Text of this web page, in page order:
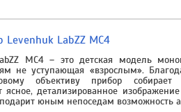
Levenhuk LabZZ MC4
MC4 – это детская модель
не уступающая «взрослым».
объективу прибор
ясное, детализированное
юным непоседам возможность